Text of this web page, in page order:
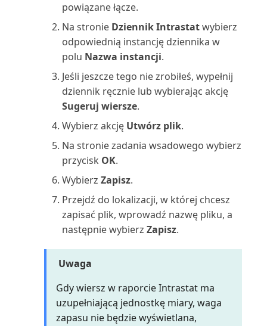
Wykorzystanie zasobów (raport)
Wymiary zapasu: sumy (raport)
Wymiary zapasu: szczegóły
(raport)
Wymiary: szczegóły (raport)
Zadania serwisowe (raport)
Zakupy dostawca/zapas (raport)
Zakupy zapasów od dostawców
(raport)
(raport)
Zamówienia zakupu zapasów
powiązane łącze.
Na stronie Dziennik Intrastatwybierz
odpowiednią instancję dziennika w
polu Nazwa instancji.
Jeśli jeszcze tego nie zrobiłeś, wypełnij
dziennik ręcznie lub wybierając akcję
Sugeruj wiersze.
Wybierz akcję Utwórz plik.
Na stronie zadania wsadowego wybierz
przycisk OK.
Wybierz Zapisz.
Przejdź do lokalizacji, w której chcesz
zapisać plik, wprowadź nazwę pliku, a
następnie wybierz Zapisz.
Uwaga
Gdy wiersz w raporcie Intrastat ma
uzupełniającą jednostkę miary, waga
zapasu nie będzie wyświetlana,